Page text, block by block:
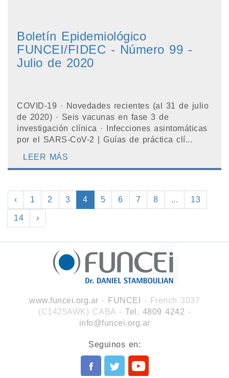
Boletín Epidemiológico
FUNCEI/FIDEC - Número 99 -
Julio de 2020
COVID-19 · Novedades recientes (al 31 de julio
de 2020) · Seis vacunas en fase 3 de
investigación clínica · Infecciones asintomáticas
por el SARS-CoV-2 | Guías de práctica clí...
LEER MÁS
‹ 1 2 3 4 5 6 7 8 ... 13
14 ›
www.funcei.org.ar - FUNCEI
- French 3037
(C1425AWK) CABA - Tel. 4809 4242 -
info@funcei.org.ar
Seguinos en: